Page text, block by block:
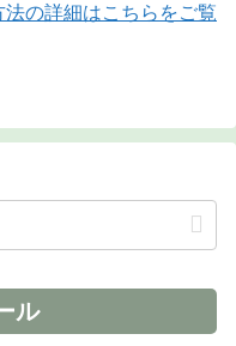
の詳細はこちらをご覧
ル